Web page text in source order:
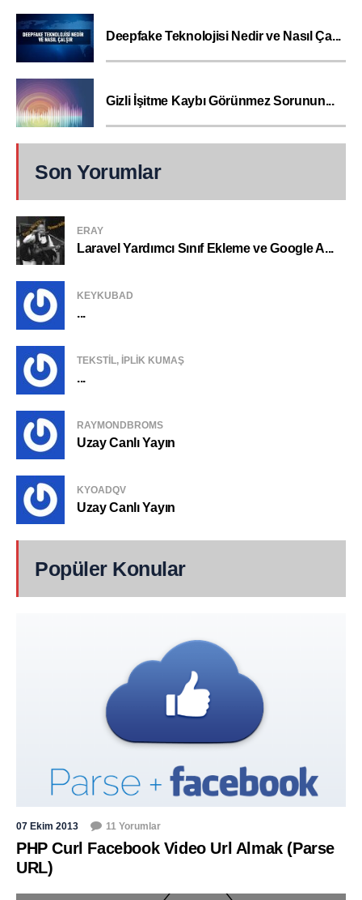
Deepfake Teknolojisi Nedir ve Nasıl Ça...
Gizli İşitme Kaybı Görünmez Sorunun...
Son Yorumlar
ERAY
Laravel Yardımcı Sınıf Ekleme ve Google A...
KEYKUBAD
...
TEKSTIL, IPLIK KUMAŞ
...
RAYMONDBROMS
Uzay Canlı Yayın
KYOADQV
Uzay Canlı Yayın
Popüler Konular
07 Ekim 2013 11 Yorumlar
PHP Curl Facebook Video Url Almak (Parse
URL)